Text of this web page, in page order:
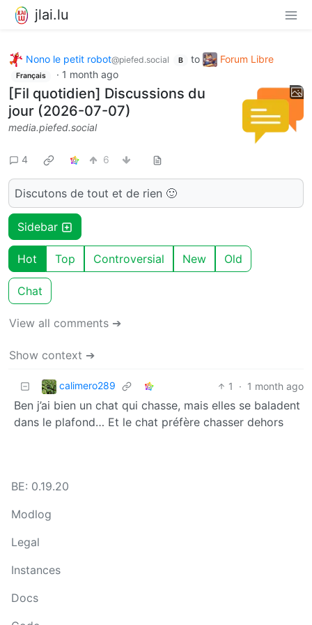
jlai.lu
Nono le petit robot@piefed.social B to Forum Libre
Français · 1 month ago
[Fil quotidien] Discussions du
jour (2026-07-07)
media.piefed.social
4 6
Discutons de tout et de rien 🙂
Sidebar
Hot Top Controversial New Old
Chat
View all comments ➔
Show context ➔
calimero289 1 · 1 month ago
Ben j’ai bien un chat qui chasse, mais elles se baladent
dans le plafond… Et le chat préfère chasser dehors
BE: 0.19.20
Modlog
Legal
Instances
Docs